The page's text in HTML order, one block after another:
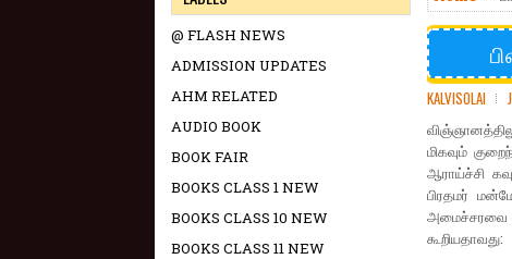
KALVISOLAI
மிகவும்
ஆராய்ச்சி
பிரதமர்
அமைச்சரவை
கூறியதாவது:
@ FLASH NEWS
ADMISSION UPDATES
AHM RELATED
AUDIO BOOK
BOOK FAIR
BOOKS CLASS 1 NEW
BOOKS CLASS 10 NEW
BOOKS CLASS 11 NEW